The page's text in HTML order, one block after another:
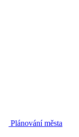
Plánování města